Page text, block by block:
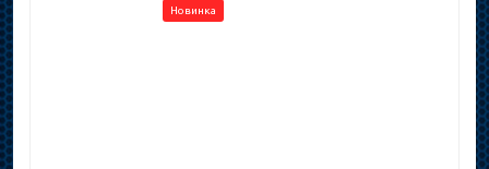
Новинка